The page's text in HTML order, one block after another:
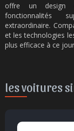
offre un design
fonctionnalités
extraordinaire.
et les technologies
plus efficace à ce
les voitures